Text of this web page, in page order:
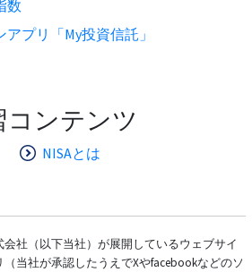
数
プリ「My投資信託」
ンテンツ
NISAとは
社（以下当社）が展開しているウェブサイ
当社が承認したうえでXやfacebookなどのソ